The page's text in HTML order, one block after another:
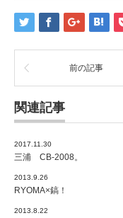
前の記事
関連記事
2017.11.30
三浦 CB-2008。
2013.9.26
RYOMA×鎬！
2013.8.22